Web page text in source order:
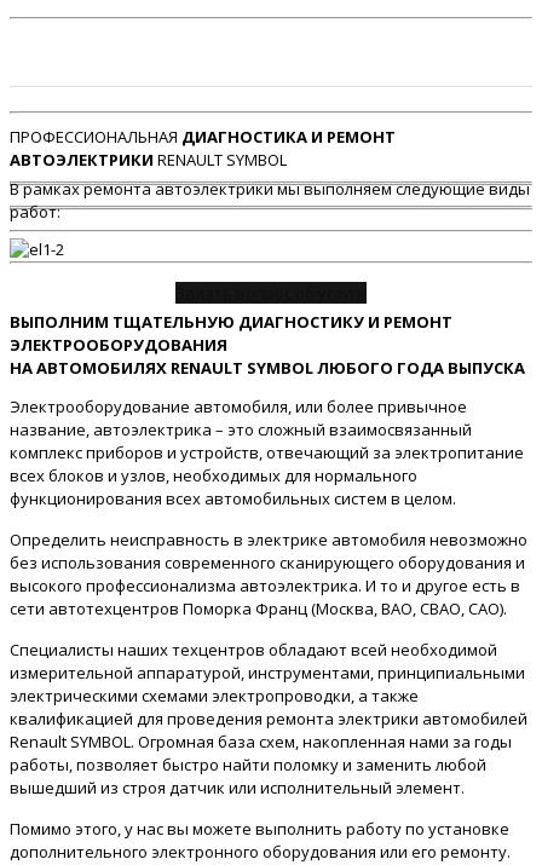
ПРОФЕССИОНАЛЬНАЯ ДИАГНОСТИКА И РЕМОНТ
АВТОЭЛЕКТРИКИ RENAULT SYMBOL
В рамках ремонта автоэлектрики мы выполняем следующие виды
работ:
ВЫПОЛНИМ ТЩАТЕЛЬНУЮ ДИАГНОСТИКУ И РЕМОНТ
ЭЛЕКТРООБОРУДОВАНИЯ
НА АВТОМОБИЛЯХ RENAULT SYMBOL ЛЮБОГО ГОДА ВЫПУСКА
Электрооборудование автомобиля, или более привычное
название, автоэлектрика – это сложный взаимосвязанный
комплекс приборов и устройств, отвечающий за электропитание
всех блоков и узлов, необходимых для нормального
функционирования всех автомобильных систем в целом.
Определить неисправность в электрике автомобиля невозможно
без использования современного сканирующего оборудования и
высокого профессионализма автоэлектрика. И то и другое есть в
сети автотехцентров Поморка Франц (Москва, ВАО, СВАО, САО).
Специалисты наших техцентров обладают всей необходимой
измерительной аппаратурой, инструментами, принципиальными
электрическими схемами электропроводки, а также
квалификацией для проведения ремонта электрики автомобилей
Renault SYMBOL. Огромная база схем, накопленная нами за годы
работы, позволяет быстро найти поломку и заменить любой
вышедший из строя датчик или исполнительный элемент.
Помимо этого, у нас вы можете выполнить работу по установке
дополнительного электронного оборудования или его ремонту.